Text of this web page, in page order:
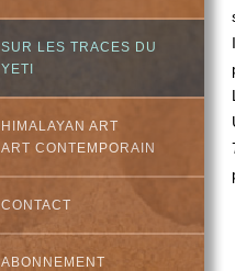
SUR LES TRACES DU
YETI
HIMALAYAN ART
ART CONTEMPORAIN
CONTACT
ABONNEMENT